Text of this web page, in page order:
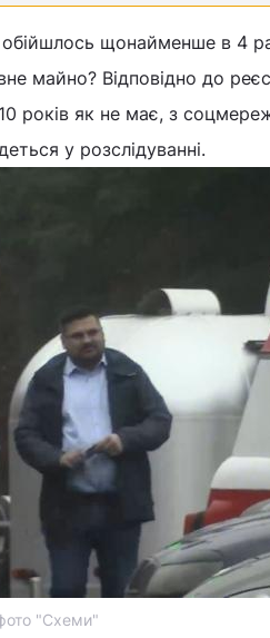
обійшлось щонайменше в 4
майно? Відповідно до
років як не має, з
у розслідуванні.
"Схеми"